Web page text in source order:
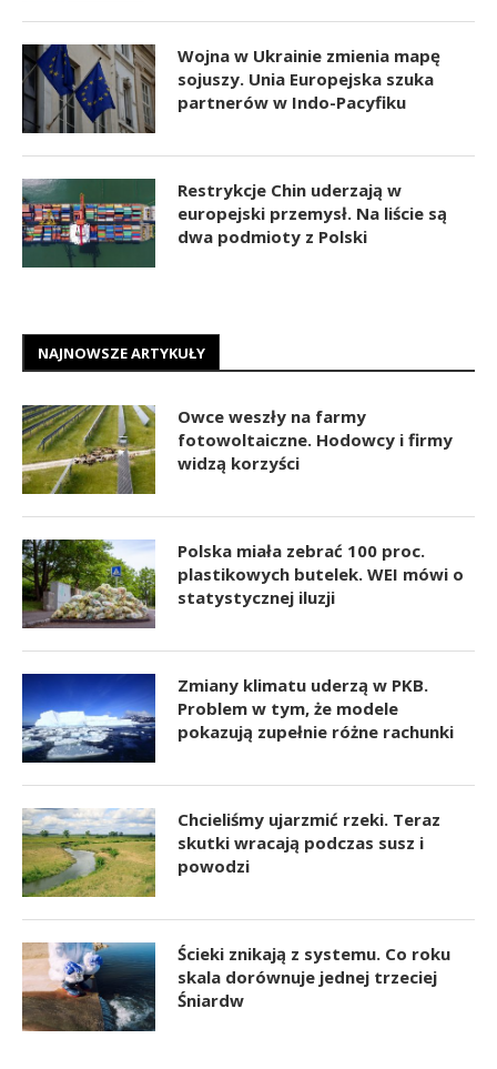
Wojna w Ukrainie zmienia mapę
sojuszy. Unia Europejska szuka
partnerów w Indo-Pacyfiku
Restrykcje Chin uderzają w
europejski przemysł. Na liście są
dwa podmioty z Polski
NAJNOWSZE ARTYKUŁY
Owce weszły na farmy
fotowoltaiczne. Hodowcy i firmy
widzą korzyści
Polska miała zebrać 100 proc.
plastikowych butelek. WEI mówi o
statystycznej iluzji
Zmiany klimatu uderzą w PKB.
Problem w tym, że modele
pokazują zupełnie różne rachunki
Chcieliśmy ujarzmić rzeki. Teraz
skutki wracają podczas susz i
powodzi
Ścieki znikają z systemu. Co roku
skala dorównuje jednej trzeciej
Śniardw